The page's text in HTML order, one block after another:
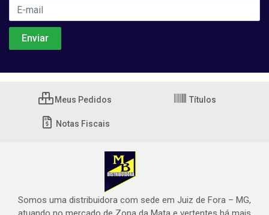
Meus Pedidos Títulos
Notas Fiscais
Somos uma distribuidora com sede em Juiz de Fora – MG,